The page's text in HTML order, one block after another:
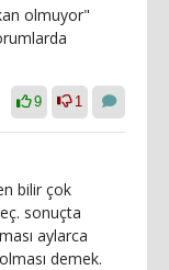
olmuyor"
9 1
bilir çok
sonuçta
aylarca
demek.